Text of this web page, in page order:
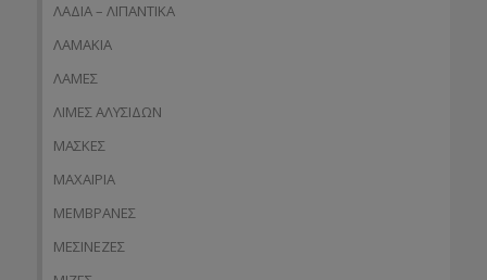
ΛΑΔΙΑ – ΛΙΠΑΝΤΙΚΑ
ΛΑΜΑΚΙΑ
ΛΑΜΕΣ
ΛΙΜΕΣ ΑΛΥΣΙΔΩΝ
ΜΑΣΚΕΣ
ΜΑΧΑΙΡΙΑ
ΜΕΜΒΡΑΝΕΣ
ΜΕΣΙΝΕΖΕΣ